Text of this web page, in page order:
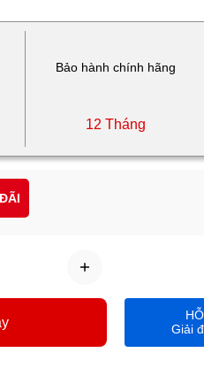
Bảo hành chính hãng
12 Tháng
Giải